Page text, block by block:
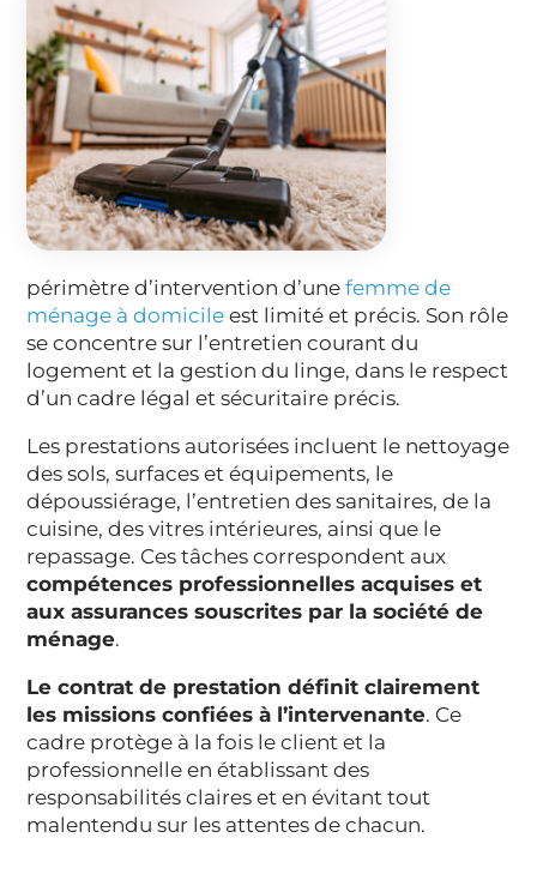
périmètre d’intervention d’unefemme de
ménage à domicile est limité et précis. Son rôle
se concentre sur l’entretien courant du
logement et la gestion du linge, dans le respect
d’un cadre légal et sécuritaire précis.
Les prestations autorisées incluent le nettoyage
des sols, surfaces et équipements, le
dépoussiérage, l’entretien des sanitaires, de la
cuisine, des vitres intérieures, ainsi que le
repassage. Ces tâches correspondent aux
compétences professionnelles acquises et
aux assurances souscrites par la société de
ménage.
Le contrat de prestation définit clairement
les missions confiées à l’intervenante. Ce
cadre protège à la fois le client et la
professionnelle en établissant des
responsabilités claires et en évitant tout
malentendu sur les attentes de chacun.